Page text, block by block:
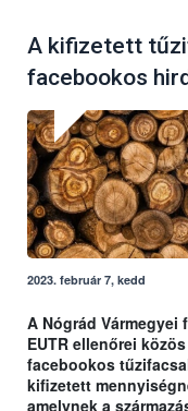
A kifizetett
facebookos
2023. február 7, kedd
A Nógrád Vármegyei
EUTR ellenőrei
facebookos
kifizetett
amelynek a